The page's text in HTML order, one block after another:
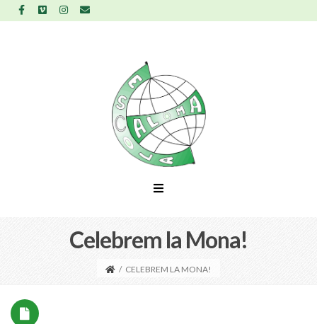
Celebrem la Mona!
/ CELEBREM LA MONA!